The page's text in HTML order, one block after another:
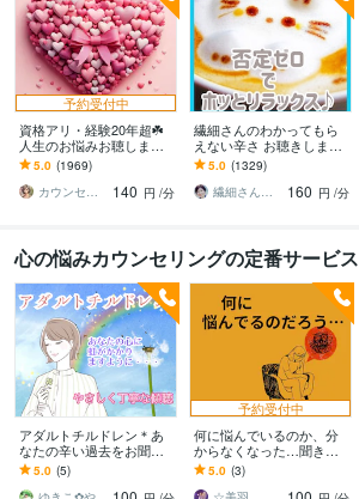
予約受付中
資格アリ・経験20年超☘️
人生のお悩みお聴します
鬱・HSP・介護障害・毒
親・恋愛・仕事・育児・
占い依存etc
5.0 (1969)
カウンセリング事務所☘️オフィスカノン
140 円 /分
繊細さんのわかってもら
えない辛さ お聴きします
HSP/モヤモヤを手放す一
歩☘️自分を大切にする✨を
始めよう
5.0 (1329)
繊細さん相談室☘️野崎真礼（まひろ）
160 円 /分
心の悩みカウンセリングの定番サービス
アダルトチルドレン＊あ
なたの辛い過去をお聞き
します あなたは悪くない/
前を向いて一歩踏み出す
5.0 (5)
予約受付中
何に悩んでいるのか、分
からなくなった…聞きま
す 一度、頭の中の思考を
外に出して、スペースを
5.0 (3)